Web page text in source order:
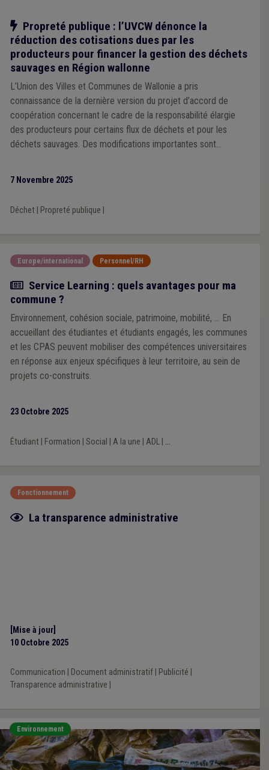
Notre action
Propreté publique : l’UVCW dénonce la
réduction des cotisations dues par les
producteurs pour financer la gestion des déchets
sauvages en Région wallonne
L’Union des Villes et Communes de Wallonie a pris
connaissance de la dernière version du projet d’accord de
coopération concernant le cadre de la responsabilité élargie
des producteurs pour certains flux de déchets et pour les
déchets sauvages. Des modifications importantes sont
7 Novembre 2025
Déchet| Propreté publique
Europe/international Personnel/RH
Actualité
Service Learning : quels avantages pour ma
commune ?
Environnement, cohésion sociale, patrimoine, mobilité, ... En
accueillant des étudiantes et étudiants engagés, les communes
et les CPAS peuvent mobiliser des compétences universitaires
en réponse aux enjeux spécifiques à leur territoire, au sein de
projets co-construits.
23 Octobre 2025
Étudiant| Formation Social A la une ADL| ...
Fonctionnement
Fiche focus
La transparence administrative
[Mise à jour]
10 Octobre 2025
Communication Document administratif| Publicité
Transparence administrative
Environnement